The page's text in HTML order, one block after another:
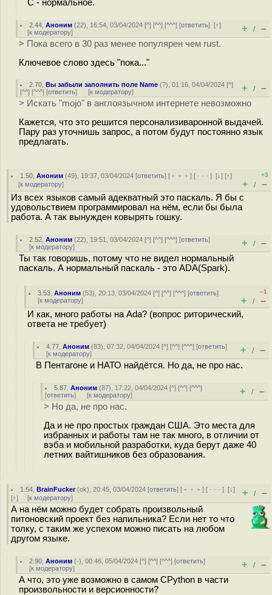
C - нормальное.
2.44 ,Аноним (22), 16:54, 03/04/2024 [^] [^^] [^^^] [ответить][↑]
[к модератору] + / –
> Пока всего в 30 раз менее популярен чем rust.
Ключевое слово здесь "пока..."
2.70 ,Вы забыли заполнить поле Name (?), 01:16, 04/04/2024 [^]
[^^] [^^^] [ответить] [к модератору] + / –
> Искать "mojo" в англоязычном интернете невозможно
Кажется, что это решится персонализиваронной выдачей.
Пару раз уточнишь запрос, а потом будут постоянно язык
предлагать.
1.50 ,Аноним (49), 19:37, 03/04/2024 [ответить] [ ﹢﹢﹢] [ · · ·][↓] [↑]
[к модератору]
+3
+ / –
Из всех языков самый адекватный это паскаль. Я бы с
удовольствием программировал на нём, если бы была
работа. А так вынужден ковырять гошку.
2.52 ,Аноним (22), 19:51, 03/04/2024 [^] [^^] [^^^] [ответить]
[к модератору] + / –
Ты так говоришь, потому что не видел нормальный
паскаль. А нормальный паскаль - это ADA(Spark).
3.53 ,Аноним (53), 20:13, 03/04/2024 [^] [^^] [^^^] [ответить]
[к модератору]
–1
+ / –
И как, много работы на Ada? (вопрос риторический,
ответа не требует)
4.77 ,Аноним (83), 07:32, 04/04/2024 [^] [^^] [^^^] [ответить]
[к модератору] + / –
В Пентагоне и НАТО найдётся. Но да, не про нас.
5.87 ,Аноним (87), 17:22, 04/04/2024 [^] [^^] [^^^]
[ответить] [к модератору] + / –
> Но да, не про нас.
Да и не про простых граждан США. Это места для
избранных и работы там не так много, в отличии от
вэба и мобильной разработки, куда берут даже 40
летних вайтишников без образования.
1.54 ,BrainFucker(ok), 20:45, 03/04/2024 [ответить] [ ﹢﹢﹢] [ · · ·][↓]
[↑] [к модератору] + / –
А на нём можно будет собрать произвольный
питоновский проект без напильника? Если нет то что
толку, с таким же успехом можно писать на любом
другом языке.
2.90 ,Аноним (-), 00:46, 05/04/2024 [^] [^^] [^^^] [ответить]
[к модератору] + / –
А что, это уже возможно в самом CPython в части
произвольности и версионности?